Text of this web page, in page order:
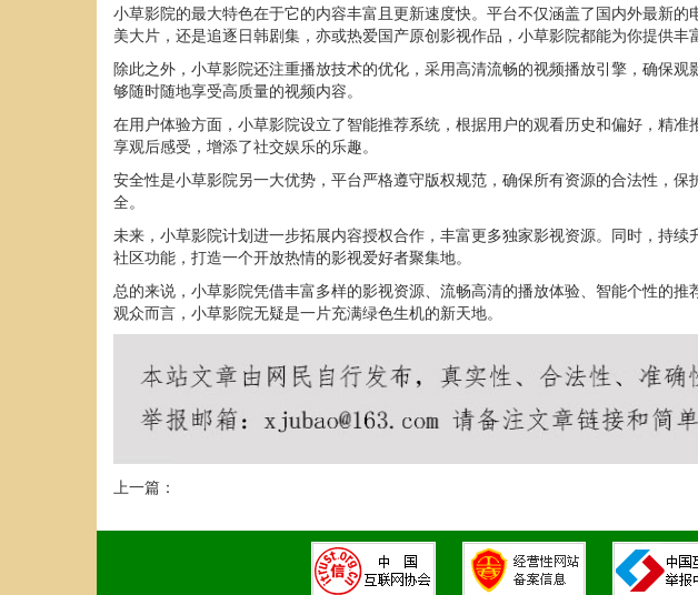
小草影院的最大特色在于它的内容丰富且更新速度快。平台不仅涵盖了国内外最新
美大片，还是追逐日韩剧集，亦或热爱国产原创影视作品，小草影院都能为你提供丰
除此之外，小草影院还注重播放技术的优化，采用高清流畅的视频播放引擎，确保
够随时随地享受高质量的视频内容。
在用户体验方面，小草影院设立了智能推荐系统，根据用户的观看历史和偏好，精
享观后感受，增添了社交娱乐的乐趣。
安全性是小草影院另一大优势，平台严格遵守版权规范，确保所有资源的合法性，
全。
未来，小草影院计划进一步拓展内容授权合作，丰富更多独家影视资源。同时，持
社区功能，打造一个开放热情的影视爱好者聚集地。
总的来说，小草影院凭借丰富多样的影视资源、流畅高清的播放体验、智能个性的
观众而言，小草影院无疑是一片充满绿色生机的新天地。
上一篇：